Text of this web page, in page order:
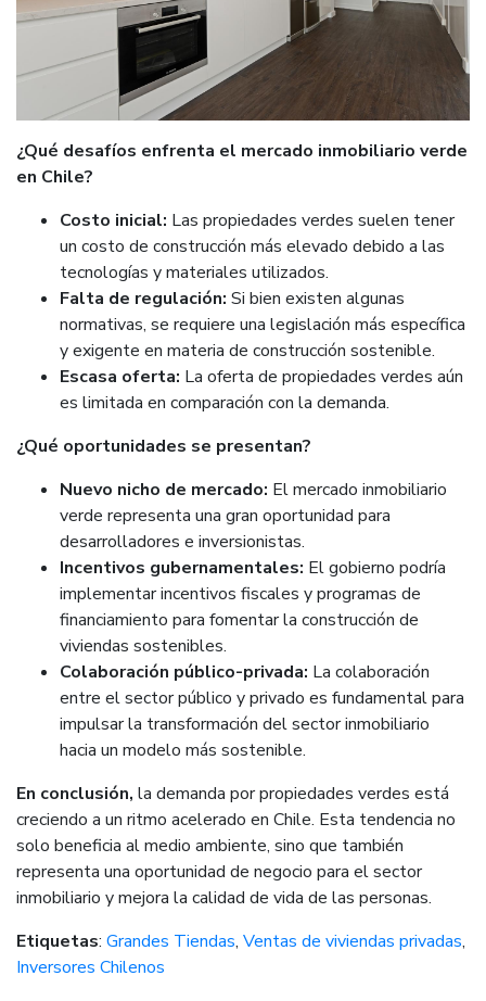
¿Qué desafíos enfrenta el mercado inmobiliario verde
en Chile?
Costo inicial: Las propiedades verdes suelen tener
un costo de construcción más elevado debido a las
tecnologías y materiales utilizados.
Falta de regulación: Si bien existen algunas
normativas, se requiere una legislación más específica
y exigente en materia de construcción sostenible.
Escasa oferta: La oferta de propiedades verdes aún
es limitada en comparación con la demanda.
¿Qué oportunidades se presentan?
Nuevo nicho de mercado: El mercado inmobiliario
verde representa una gran oportunidad para
desarrolladores e inversionistas.
Incentivos gubernamentales: El gobierno podría
implementar incentivos fiscales y programas de
financiamiento para fomentar la construcción de
viviendas sostenibles.
Colaboración público-privada: La colaboración
entre el sector público y privado es fundamental para
impulsar la transformación del sector inmobiliario
hacia un modelo más sostenible.
En conclusión, la demanda por propiedades verdes está
creciendo a un ritmo acelerado en Chile. Esta tendencia no
solo beneficia al medio ambiente, sino que también
representa una oportunidad de negocio para el sector
inmobiliario y mejora la calidad de vida de las personas.
Etiquetas: Grandes Tiendas, Ventas de viviendas privadas,
Inversores Chilenos